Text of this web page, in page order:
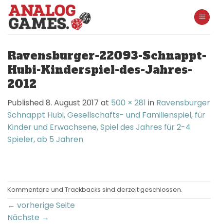
Skip
content
Ravensburger-22093-Schnappt-
Hubi-Kinderspiel-des-Jahres-
2012
Published8. August 2017 at 500 × 281 in Ravensburger
Schnappt Hubi, Gesellschafts- und Familienspiel, für
Kinder und Erwachsene, Spiel des Jahres für 2-4
Spieler, ab 5 Jahren
Kommentare und Trackbacks sind derzeit geschlossen.
← vorherige Seite
Nächste →